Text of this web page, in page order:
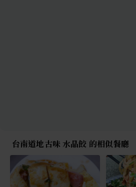
台南道地古味 水晶餃 的相似餐廳